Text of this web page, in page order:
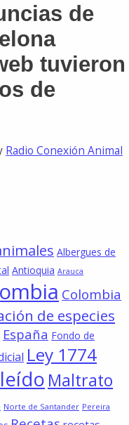
de
tuvieron
de
Radio Conexión Animal
Albergues de
Antioquia Arauca
Colombia
de especies
España Fondo de
Ley 1774
Maltrato
Norte de Santander Pereira